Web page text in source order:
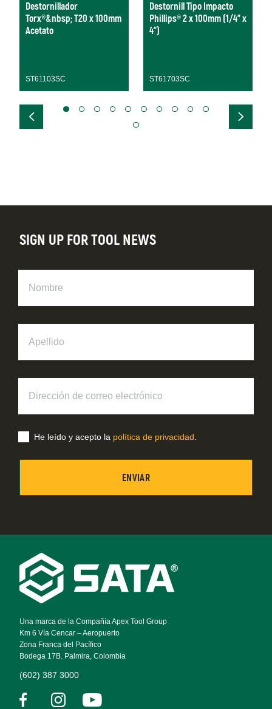
Destornillador
Torx®&nbsp; T20 x 100mm
Acetato
ST61103SC
Destornill Tipo Impacto
Phillips® 2 x 100mm (1/4" x
4")
ST61703SC
Footer
Navigation
Una marca de la Compañía Apex Tool Group
Km 6 Vía Cencar – Aeropuerto
Zona Franca del Pacífico
Bodega 17B. Palmira, Colombia
(602) 387 3000
SIGN UP FOR TOOL NEWS
correo
electrónico
He leído y acepto la política de privacidad